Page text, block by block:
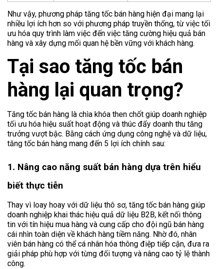
Như vậy, phương pháp tăng tốc bán hàng hiện đại mang lại
nhiều lợi ích hơn so với phương pháp truyền thống, từ việc tối
ưu hóa quy trình làm việc đến việc tăng cường hiệu quả bán
hàng và xây dựng mối quan hệ bền vững với khách hàng.
Tại sao tăng tốc bán
hàng lại quan trọng?
Tăng tốc bán hàng là chìa khóa then chốt giúp doanh nghiệp
tối ưu hóa hiệu suất hoạt động và thúc đẩy doanh thu tăng
trưởng vượt bậc. Bằng cách ứng dụng công nghệ và dữ liệu,
tăng tốc bán hàng mang đến 5 lợi ích chính sau:
1. Nâng cao năng suất bán hàng dựa trên hiểu
biết thực tiễn
Thay vì loay hoay với dữ liệu thô sơ, tăng tốc bán hàng giúp
doanh nghiệp khai thác hiệu quả dữ liệu B2B, kết nối thông
tin với tín hiệu mua hàng và cung cấp cho đội ngũ bán hàng
cái nhìn toàn diện về khách hàng tiềm năng. Nhờ đó, nhân
viên bán hàng có thể cá nhân hóa thông điệp tiếp cận, đưa ra
giải pháp phù hợp với từng đối tượng và nâng cao tỷ lệ thành
công.